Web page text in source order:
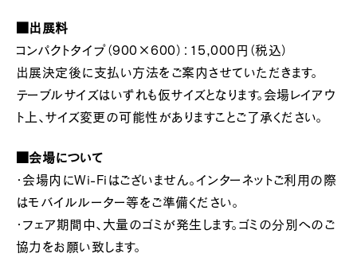
■出展料
コンパクトタイプ（900×600）：15,000円（税込）
出展決定後に支払い方法をご案内させていただきます。
テーブルサイズはいずれも仮サイズとなります。会場レイアウ
ト上、サイズ変更の可能性がありますことご了承ください。
■会場について
・会場内にWi-Fiはございません。インターネットご利用の際
はモバイルルーター等をご準備ください。
・フェア期間中、大量のゴミが発生します。ゴミの分別へのご
協力をお願い致します。